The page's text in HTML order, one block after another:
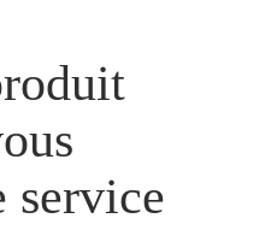
service